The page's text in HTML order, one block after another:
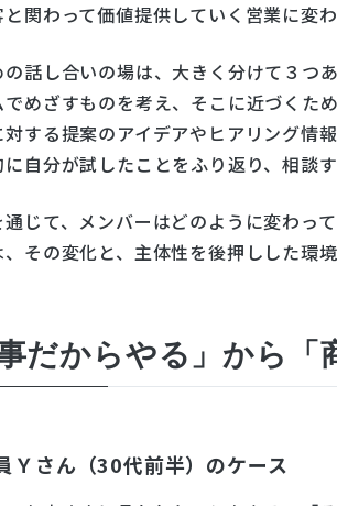
関わって価値提供していく営業に変
話し合いの場は、大きく分けて３つあ
でめざすものを考え、そこに近づくた
対する提案のアイデアやヒアリング情
に自分が試したことをふり返り、相談
じて、メンバーはどのように変わっ
その変化と、主体性を後押しした環境
事だからやる」から
Ｙさん（30代前半）のケース